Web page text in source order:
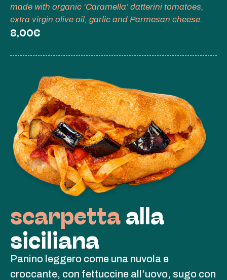
made with organic ‘Caramella’ datterini tomatoes,
extra virgin olive oil, garlic and Parmesan cheese.
8,00€
scarpettaalla
siciliana
Panino leggero come una nuvola e
croccante, con fettuccine all’uovo, sugo con